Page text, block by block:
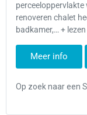
perceeloppervlakte
renoveren chalet
badkamer,… + lezen
Meer info